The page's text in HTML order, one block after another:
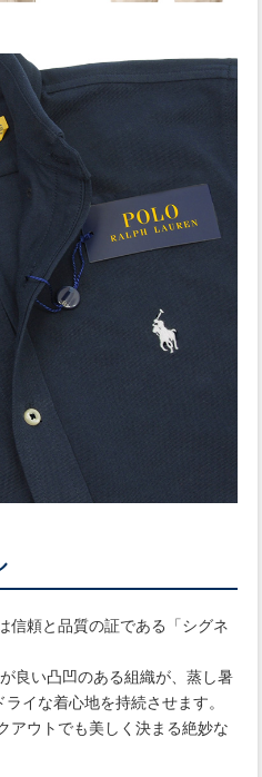
信頼と品質の証である「シグネ
良い凸凹のある組織が、蒸し暑
イな着心地を持続させます。
アウトでも美しく決まる絶妙な